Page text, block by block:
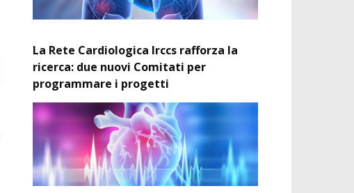
La Rete Cardiologica Irccs rafforza la
ricerca: due nuovi Comitati per
programmare i progetti